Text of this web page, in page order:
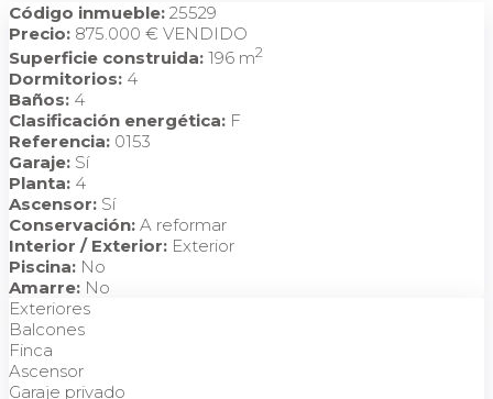
Código inmueble: 25529
Precio: 875.000 € VENDIDO
Superficie construida: 196 m2
Dormitorios: 4
Baños: 4
Clasificación energética: F
Referencia: 0153
Garaje: Sí
Planta: 4
Ascensor: Sí
Conservación: A reformar
Interior / Exterior: Exterior
Piscina: No
Amarre: No
Exteriores
Balcones
Finca
Ascensor
Garaje privado